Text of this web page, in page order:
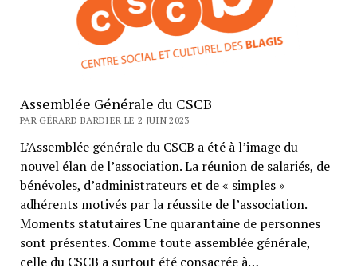
Assemblée Générale du CSCB
PAR GÉRARD BARDIER LE 2 JUIN 2023
L’Assemblée générale du CSCB a été à l’image du
nouvel élan de l’association. La réunion de salariés, de
bénévoles, d’administrateurs et de « simples »
adhérents motivés par la réussite de l’association.
Moments statutaires Une quarantaine de personnes
sont présentes. Comme toute assemblée générale,
celle du CSCB a surtout été consacrée à…